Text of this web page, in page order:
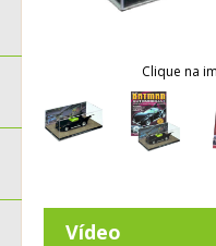
Clique na
Vídeo